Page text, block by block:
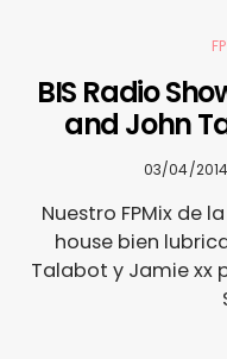
BIS Radio
and John
03/04/2014
Nuestro FPMix de
house bien
Talabot y Jamie xx